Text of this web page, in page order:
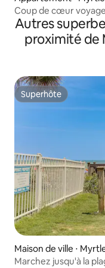
Coup de cœur
St.Clement
Autres
proximité de
Superhôte
Superhôte
Maison de ville ⋅
Marchez jusqu'à la